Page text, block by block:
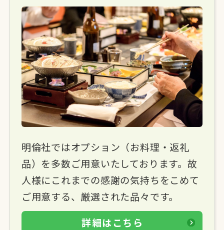
明倫社ではオプション（お料理・返礼
品）を多数ご用意いたしております。故
人様にこれまでの感謝の気持ちをこめて
ご用意する、厳選された品々です。
詳細はこちら